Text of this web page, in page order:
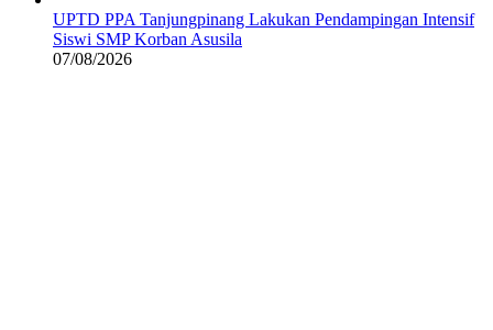
UPTD PPA Tanjungpinang Lakukan Pendampingan Intensif
Siswi SMP Korban Asusila
07/08/2026